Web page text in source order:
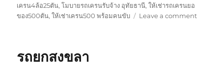
เครน4ล้อ25ตัน,โมบายรถเครนรับจ้าง อุทัยธานี,ให้เช่ารถเครนยอ
ของ500ตัน,ให้เช่าเครน500 พร้อมคนขับ Leave a commenton
รถยกสงขลา